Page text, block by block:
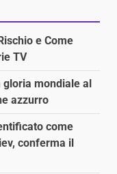
e Come
TV
gloria mondiale al
azzurro
come
conferma il